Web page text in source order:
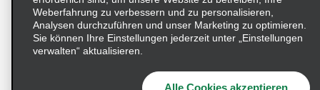
Cookie-Richtlinie
Datenschutzoptionen
Lieferkettensorgfaltspflichtengesetz (LkSG) Grundsatzerklärung
Beschwerdeverfahren nach dem
Weberfahrung zu verbessern und zu personalisieren,
Analysen durchzuführen und unser Marketing zu optimieren.
Sie können Ihre Einstellungen jederzeit unter „Einstellungen
verwalten“ aktualisieren.
Alle Cookies akzeptieren